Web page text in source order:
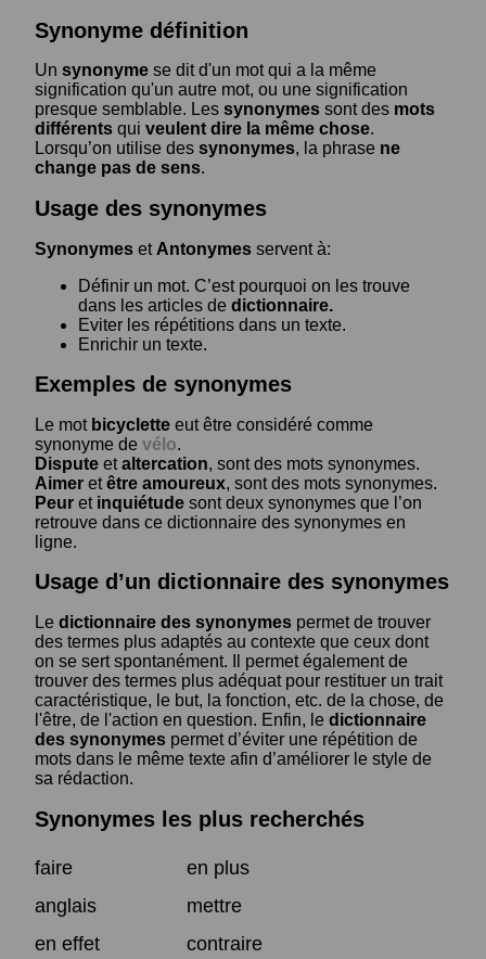
Synonyme définition
Un synonyme se dit d'un mot qui a la même
signification qu'un autre mot, ou une signification
presque semblable. Les synonymes sont des mots
différents qui veulent dire la même chose.
Lorsqu’on utilise des synonymes, la phrase ne
change pas de sens.
Usage des synonymes
Synonymes et Antonymes servent à:
Définir un mot. C’est pourquoi on les trouve
dans les articles de dictionnaire.
Eviter les répétitions dans un texte.
Enrichir un texte.
Exemples de synonymes
Le mot bicyclette eut être considéré comme
synonyme de vélo.
Dispute etaltercation, sont des mots synonymes.
Aimer etêtre amoureux, sont des mots synonymes.
Peur et inquiétude sont deux synonymes que l’on
retrouve dans ce dictionnaire des synonymes en
ligne.
Usage d’un dictionnaire des synonymes
Le dictionnaire des synonymes permet de trouver
des termes plus adaptés au contexte que ceux dont
on se sert spontanément. Il permet également de
trouver des termes plus adéquat pour restituer un trait
caractéristique, le but, la fonction, etc. de la chose, de
l'être, de l'action en question. Enfin, le dictionnaire
des synonymes permet d’éviter une répétition de
mots dans le même texte afin d’améliorer le style de
sa rédaction.
Synonymes les plus recherchés
faire
en plus
anglais
mettre
en effet
contraire